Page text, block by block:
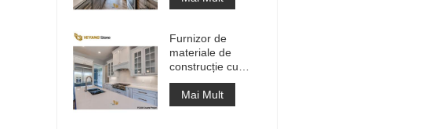
lucru
Furnizor de
materiale de
construcție cu
suprafață solidă
din piatră
artificială de cuarț
Mai Mult